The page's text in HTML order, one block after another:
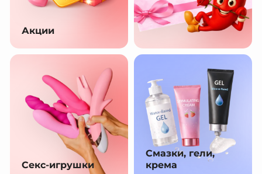
Акции
Секс-игрушки
Смазки, гели,
крема